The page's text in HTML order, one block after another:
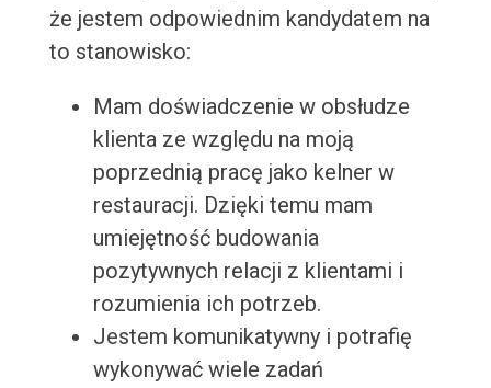
że jestem odpowiednim kandydatem na
to stanowisko:
Mam doświadczenie w obsłudze
klienta ze względu na moją
poprzednią pracę jako kelner w
restauracji. Dzięki temu mam
umiejętność budowania
pozytywnych relacji z klientami i
rozumienia ich potrzeb.
Jestem komunikatywny i potrafię
wykonywać wiele zadań